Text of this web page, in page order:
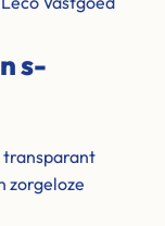
s-
transparant
zorgeloze